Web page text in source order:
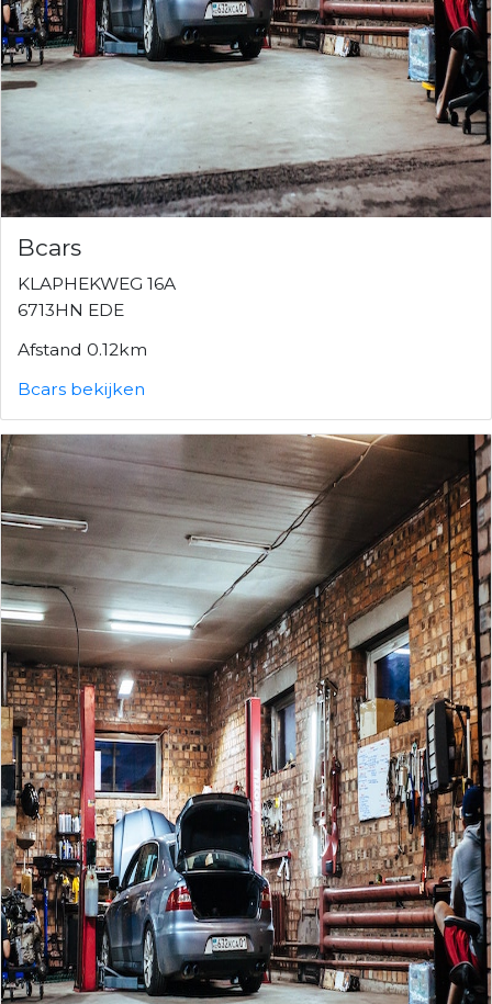
Bcars
KLAPHEKWEG 16A
6713HN EDE
Afstand 0.12km
Bcars bekijken